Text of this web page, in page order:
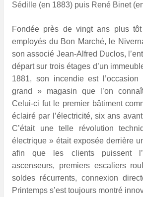
Sédille (en 1883) puis René Binet
Fondée près de vingt ans plus
employés du Bon Marché, le
son associé Jean-Alfred Duclos,
départ sur trois étages d’un
1881, son incendie est
grand » magasin que l’on
Celui-ci fut le premier bâtiment
éclairé par l’électricité, six ans
C’était une telle révolution
électrique » était exposée derrière
afin que les clients puissent
ascenseurs, premiers escaliers
soldes récurrents, connexion
Printemps s’est toujours montré